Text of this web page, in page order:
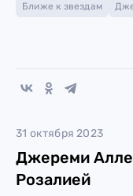
Ближе к звездам
31 октября 2023
Джереми
Розалией